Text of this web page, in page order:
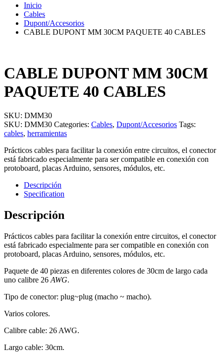
Inicio
Cables
Dupont/Accesorios
CABLE DUPONT MM 30CM PAQUETE 40 CABLES
CABLE DUPONT MM 30CM
PAQUETE 40 CABLES
SKU: DMM30
SKU: DMM30 Categories: Cables, Dupont/Accesorios Tags:
cables, herramientas
Prácticos cables para facilitar la conexión entre circuitos, el conector
está fabricado especialmente para ser compatible en conexión con
protoboard, placas Arduino, sensores, módulos, etc.
Descripción
Specification
Descripción
Prácticos cables para facilitar la conexión entre circuitos, el conector
está fabricado especialmente para ser compatible en conexión con
protoboard, placas Arduino, sensores, módulos, etc.
Paquete de 40 piezas en diferentes colores de 30cm de largo cada
uno calibre 26 AWG.
Tipo de conector: plug~plug (macho ~ macho).
Varios colores.
Calibre cable: 26 AWG.
Largo cable: 30cm.